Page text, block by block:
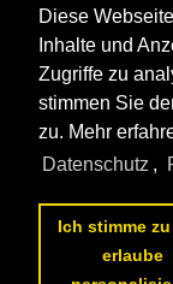
Diese
Inhalte und
Zugriffe zu
stimmen Sie
zu. Mehr
Datenschutz ,
Ich stimme
erlaube